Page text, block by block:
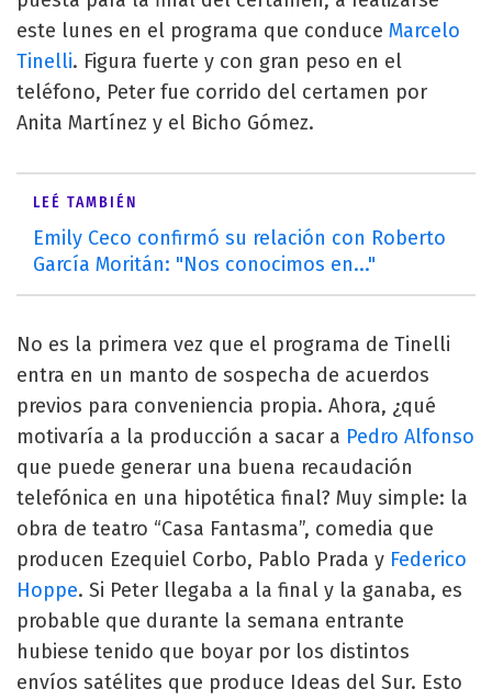
este lunes en el programa que conduce Marcelo
Tinelli. Figura fuerte y con gran peso en el
teléfono, Peter fue corrido del certamen por
Anita Martínez y el Bicho Gómez.
LEÉ TAMBIÉN
Emily Ceco confirmó su relación con Roberto
García Moritán: "Nos conocimos en..."
No es la primera vez que el programa de Tinelli
entra en un manto de sospecha de acuerdos
previos para conveniencia propia. Ahora, ¿qué
motivaría a la producción a sacar a Pedro Alfonso
que puede generar una buena recaudación
telefónica en una hipotética final? Muy simple: la
obra de teatro “Casa Fantasma”, comedia que
producen Ezequiel Corbo, Pablo Prada y Federico
Hoppe. Si Peter llegaba a la final y la ganaba, es
probable que durante la semana entrante
hubiese tenido que boyar por los distintos
envíos satélites que produce Ideas del Sur. Esto